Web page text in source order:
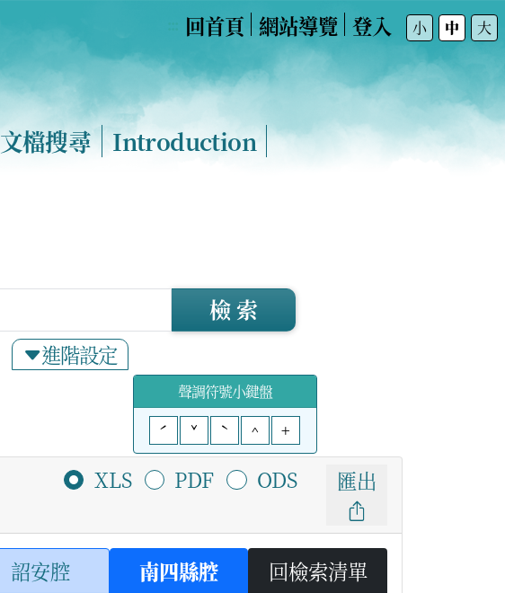
回首頁 網站導覽 登入 小 中 大
文檔搜尋 Introduction
進階設定
檢 索
聲調符號小鍵盤
ˊ
ˇ ˋ ^ +
XLS PDF ODS 匯出
詔安腔 南四縣腔 回檢索清單